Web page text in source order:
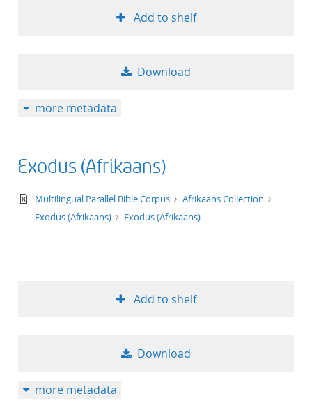
50
Add to shelf
Download
more metadata
Exodus (Afrikaans)
text/xml
Multilingual Parallel Bible Corpus
Afrikaans Collection
Exodus (Afrikaans)
Exodus (Afrikaans)
Add to shelf
Download
more metadata